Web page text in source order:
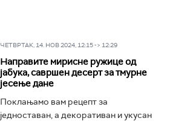
ЧЕТВРТАК, 14. НОВ 2024, 12:15 -> 12:29
Направите мирисне ружице од
јабука, савршен десерт за тмурне
јесење дане
Поклањамо вам рецепт за
једноставан, а декоративан и укусан